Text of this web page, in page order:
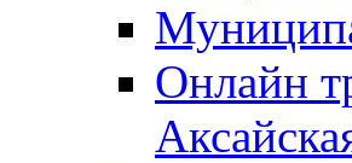
Онлайн